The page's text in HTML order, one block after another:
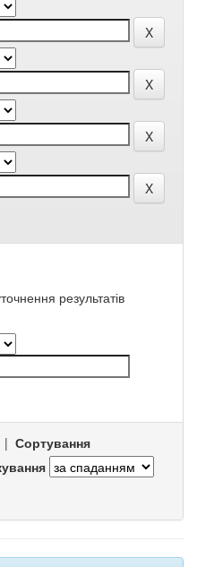
результатів
| Сортування